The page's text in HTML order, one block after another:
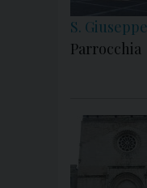
S. Giuseppe
Parrocchia